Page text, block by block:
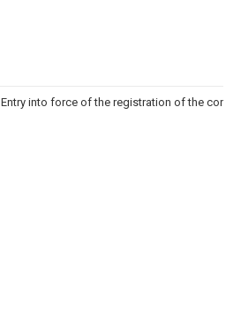
Entry into force of the registration of the